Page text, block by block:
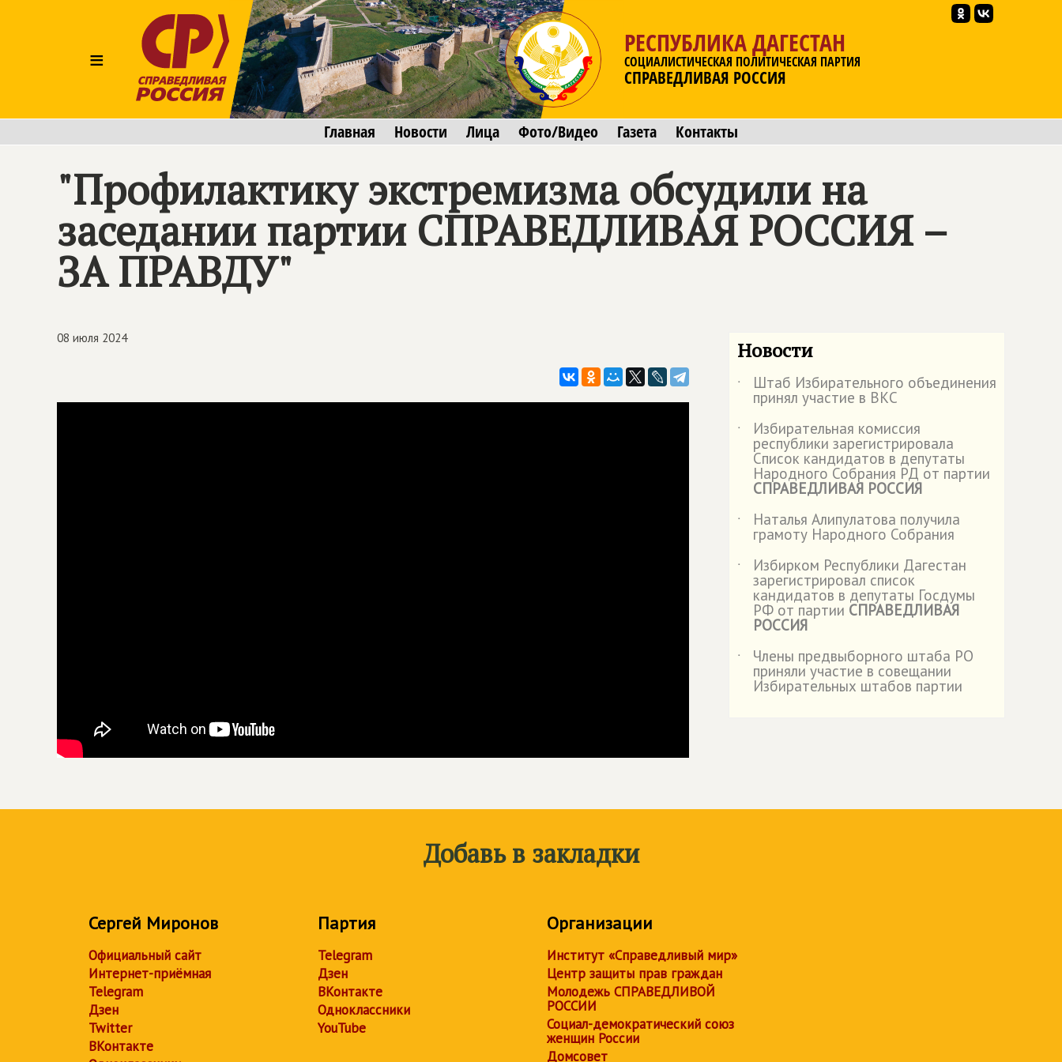
≡
РЕСПУБЛИКА ДАГЕСТАН
СОЦИАЛИСТИЧЕСКАЯ ПОЛИТИЧЕСКАЯ ПАРТИЯ
СПРАВЕДЛИВАЯ РОССИЯ
Главная Новости Лица Фото/Видео Газета Контакты
"Профилактику экстремизма обсудили на
заседании партии СПРАВЕДЛИВАЯ РОССИЯ –
ЗА ПРАВДУ"
08 июля 2024 Новости
˙ Штаб Избирательного объединения
принял участие в ВКС
˙
Избирательная комиссия
республики зарегистрировала
Список кандидатов в депутаты
Народного Собрания РД от партии
СПРАВЕДЛИВАЯ РОССИЯ
˙
Наталья Алипулатова получила
грамоту Народного Собрания
˙
Избирком Республики Дагестан
зарегистрировал список
кандидатов в депутаты Госдумы
РФ от партии СПРАВЕДЛИВАЯ
РОССИЯ
˙
Члены предвыборного штаба РО
приняли участие в совещании
Избирательных штабов партии
Добавь в закладки
Сергей Миронов
Официальный сайт
Интернет-приёмная
Telegram
Дзен
Twitter
ВКонтакте
Партия
Telegram
Дзен
ВКонтакте
Одноклассники
YouTube
Организации
Институт «Справедливый мир»
Центр защиты прав граждан
Молодежь СПРАВЕДЛИВОЙ
РОССИИ
Социал-демократический союз
женщин России
Домсовет